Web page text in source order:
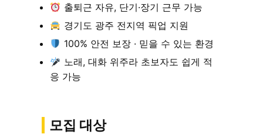
출퇴근 자유, 단기·장기 근무 가능
경기도 광주 전지역 픽업 지원
100% 안전 보장 · 믿을 수 있는 환경
노래, 대화 위주라 초보자도 쉽게 적
응 가능
모집 대상